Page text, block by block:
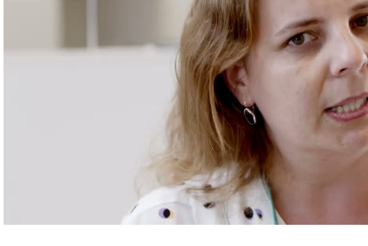
Reproduzir vídeo